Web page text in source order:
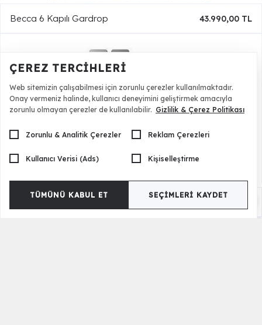
Becca 6 Kapılı Gardrop 43.990,00 TL
ÇEREZ TERCIHLERI
Web sitemizin çalışabilmesi için zorunlu çerezler kullanılmaktadır.
Onay vermeniz halinde, kullanıcı deneyimini geliştirmek amacıyla
zorunlu olmayan çerezler de kullanılabilir. Gizlilik & Çerez Politikası
Zorunlu & Analitik Çerezler Reklam Çerezleri
Kullanıcı Verisi (Ads) Kişiselleştirme
TÜMÜNÜ KABUL ET SEÇIMLERI KAYDET